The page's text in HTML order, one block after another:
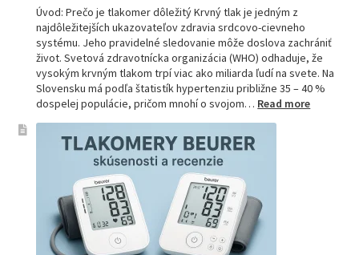
Úvod: Prečo je tlakomer dôležitý Krvný tlak je jedným z
najdôležitejších ukazovateľov zdravia srdcovo-cievneho
systému. Jeho pravidelné sledovanie môže doslova zachrániť
život. Svetová zdravotnícka organizácia (WHO) odhaduje, že
vysokým krvným tlakom trpí viac ako miliarda ľudí na svete. Na
Slovensku má podľa štatistík hypertenziu približne 35 – 40 %
dospelej populácie, pričom mnohí o svojom… Read more: